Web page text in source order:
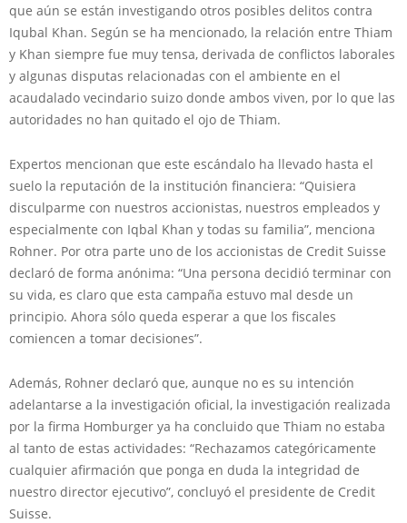
que aún se están investigando otros posibles delitos contra
Iqubal Khan. Según se ha mencionado, la relación entre Thiam
y Khan siempre fue muy tensa, derivada de conflictos laborales
y algunas disputas relacionadas con el ambiente en el
acaudalado vecindario suizo donde ambos viven, por lo que las
autoridades no han quitado el ojo de Thiam.
Expertos mencionan que este escándalo ha llevado hasta el
suelo la reputación de la institución financiera: “Quisiera
disculparme con nuestros accionistas, nuestros empleados y
especialmente con Iqbal Khan y todas su familia”, menciona
Rohner. Por otra parte uno de los accionistas de Credit Suisse
declaró de forma anónima: “Una persona decidió terminar con
su vida, es claro que esta campaña estuvo mal desde un
principio. Ahora sólo queda esperar a que los fiscales
comiencen a tomar decisiones”.
Además, Rohner declaró que, aunque no es su intención
adelantarse a la investigación oficial, la investigación realizada
por la firma Homburger ya ha concluido que Thiam no estaba
al tanto de estas actividades: “Rechazamos categóricamente
cualquier afirmación que ponga en duda la integridad de
nuestro director ejecutivo”, concluyó el presidente de Credit
Suisse.